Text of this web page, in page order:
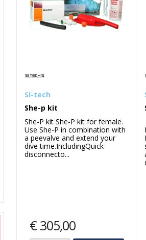
Si-tech
She-p kit
She-P kit She-P kit for female.
Use She-P in combination with
a peevalve and extend your
dive time.IncludingQuick
disconnecto...
€305,00